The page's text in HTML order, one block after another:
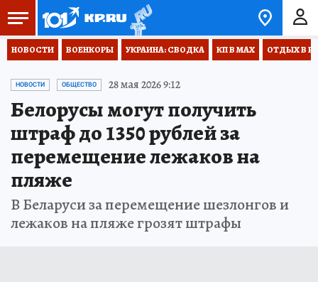
НОВОСТИ ВОЕНКОРЫ УКРАИНА: СВОДКА КП В МАХ ОТДЫХ В
НОВОСТИ ОБЩЕСТВО 28 мая 2026 9:12
Белорусы могут получить
штраф до 1350 рублей за
перемещение лежаков на
пляже
В Беларуси за перемещение шезлонгов и
лежаков на пляже грозят штрафы